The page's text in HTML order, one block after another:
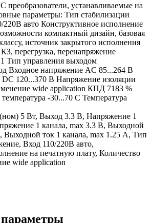
устанавливаемые на
параметры: Тип стабилизации
авто Конструктивное исполнение
компактный дизайн, базовая
источник закрытого исполнения
перегрузка, перенапряжение
Тип управления выходом
Входное напряжение AC 85...264 В
120...370 В Напряжение изоляции
wide application КПД 7183 %
-30...70 C Температура
5 Вт, Выход 3.3 В, Напряжение 1
1 канала, max 3.3 В, Выходной
Выходной ток 1 канала, max 1.25 А, Тип
Вход 110/220В авто,
на печатную плату, Количество
wide application